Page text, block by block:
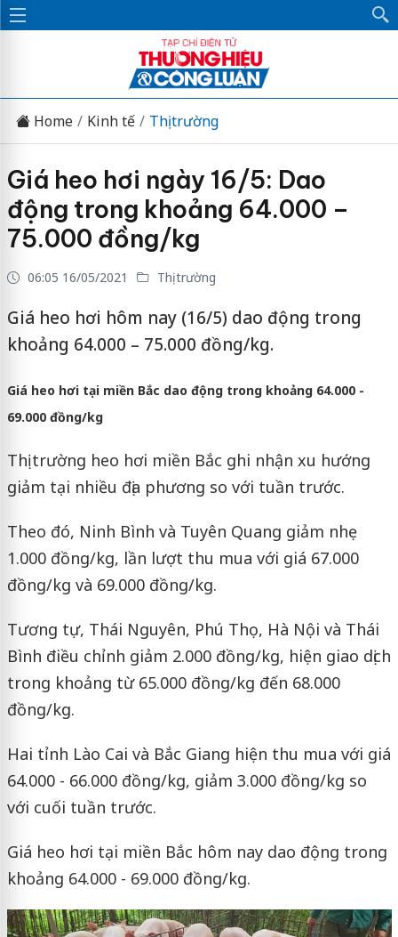
Home Kinh tế Thị trường
Giá heo hơi ngày 16/5: Dao
động trong khoảng 64.000 –
75.000 đồng/kg
06:05 16/05/2021 Thị trường
Giá heo hơi hôm nay (16/5) dao động trong
khoảng 64.000 – 75.000 đồng/kg.
Giá heo hơi tại miền Bắc dao động trong khoảng 64.000 -
69.000 đồng/kg
Thị trường heo hơi miền Bắc ghi nhận xu hướng
giảm tại nhiều địa phương so với tuần trước.
Theo đó, Ninh Bình và Tuyên Quang giảm nhẹ
1.000 đồng/kg, lần lượt thu mua với giá 67.000
đồng/kg và 69.000 đồng/kg.
Tương tự, Thái Nguyên, Phú Thọ, Hà Nội và Thái
Bình điều chỉnh giảm 2.000 đồng/kg, hiện giao dịch
trong khoảng từ 65.000 đồng/kg đến 68.000
đồng/kg.
Hai tỉnh Lào Cai và Bắc Giang hiện thu mua với giá
64.000 - 66.000 đồng/kg, giảm 3.000 đồng/kg so
với cuối tuần trước.
Giá heo hơi tại miền Bắc hôm nay dao động trong
khoảng 64.000 - 69.000 đồng/kg.